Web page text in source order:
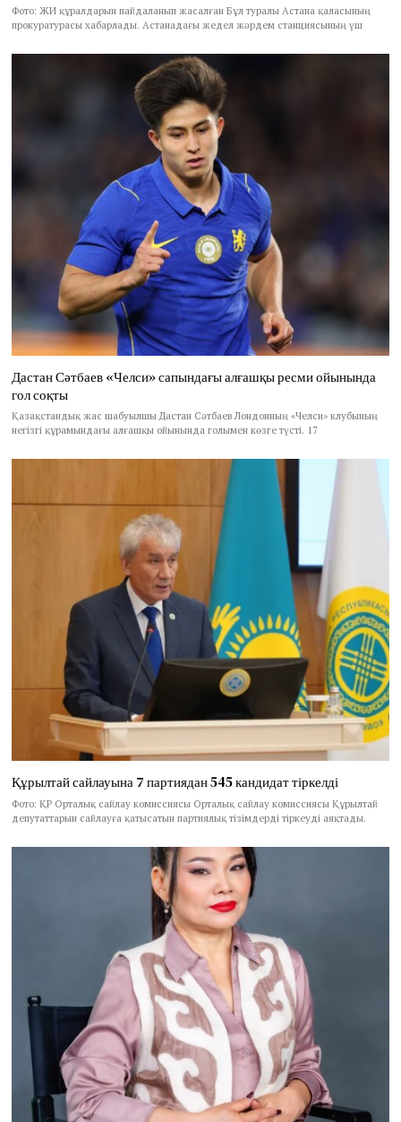
Фото: ЖИ құралдарын пайдаланып жасалған Бұл туралы Астана қаласының
прокуратурасы хабарлады. Астанадағы жедел жәрдем станциясының үш
Дастан Сәтбаев «Челси» сапындағы алғашқы ресми ойынында
гол соқты
Қазақстандық жас шабуылшы Дастан Сәтбаев Лондонның «Челси» клубының
негізгі құрамындағы алғашқы ойынында голымен көзге түсті. 17
Құрылтай сайлауына 7 партиядан 545 кандидат тіркелді
Фото: ҚР Орталық сайлау комиссиясы Орталық сайлау комиссиясы Құрылтай
депутаттарын сайлауға қатысатын партиялық тізімдерді тіркеуді аяқтады.